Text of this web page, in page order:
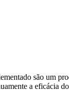
são um
a eficácia